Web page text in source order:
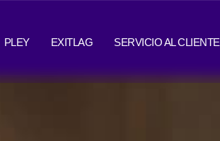
PLEY EXITLAG SERVICIO AL CLIENTE